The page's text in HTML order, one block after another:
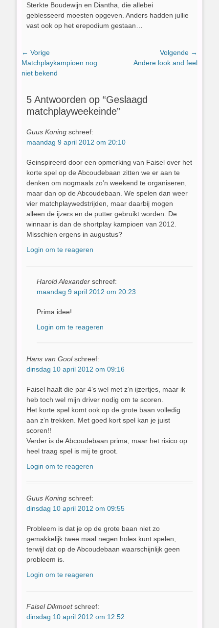
Sterkte Boudewijn en Diantha, die allebei
geblesseerd moesten opgeven. Anders hadden jullie
vast ook op het erepodium gestaan…
Bericht
navigatie
← Vorige
Vorig
bericht:
Matchplaykampioen nog
niet bekend
Volgende →
Andere look and feel
5 Antwoorden op “Geslaagd
matchplayweekeinde”
Guus Koning schreef:
maandag 9 april 2012 om 20:10
Geinspireerd door een opmerking van Faisel over het
korte spel op de Abcoudebaan zitten we er aan te
denken om nogmaals zo’n weekend te organiseren,
maar dan op de Abcoudebaan. We spelen dan weer
vier matchplaywedstrijden, maar daarbij mogen
alleen de ijzers en de putter gebruikt worden. De
winnaar is dan de shortplay kampioen van 2012.
Misschien ergens in augustus?
Login om te reageren
Harold Alexander schreef:
maandag 9 april 2012 om 20:23
Prima idee!
Login om te reageren
Hans van Gool schreef:
dinsdag 10 april 2012 om 09:16
Faisel haalt die par 4’s wel met z’n ijzertjes, maar ik
heb toch wel mijn driver nodig om te scoren.
Het korte spel komt ook op de grote baan volledig
aan z’n trekken. Met goed kort spel kan je juist
scoren!!
Verder is de Abcoudebaan prima, maar het risico op
heel traag spel is mij te groot.
Login om te reageren
Guus Koning schreef:
dinsdag 10 april 2012 om 09:55
Probleem is dat je op de grote baan niet zo
gemakkelijk twee maal negen holes kunt spelen,
terwijl dat op de Abcoudebaan waarschijnlijk geen
probleem is.
Login om te reageren
Faisel Dikmoet schreef:
dinsdag 10 april 2012 om 12:52